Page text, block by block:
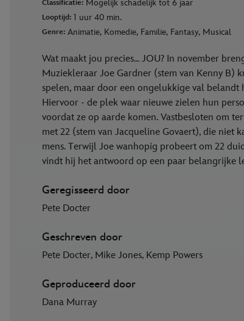
Classificatie: Mogelijk schadelijk tot 6 jaar
Looptijd: 1 uur 40 min.
Genre: Animatie, Komedie, Familie, Fantasy, Musical
Wat maakt jou precies... JOU? In november
Muziekleraar Joe Gardner (stem van Kenny B)
spelen, maar door een ongelukkige val
Hiervoor - de plek waar nieuwe zielen hun
voordat ze op aarde komen. Vastbesloten om
met 22 (stem van Jacqueline Govaert), die niet
mens. Terwijl Joe wanhopig probeert om 22
vindt hij het antwoord op een paar belangrijke
Geregisseerd door
Pete Docter
Geschreven door
Pete Docter, Mike Jones, Kemp Powers
Geproduceerd door
Dana Murray